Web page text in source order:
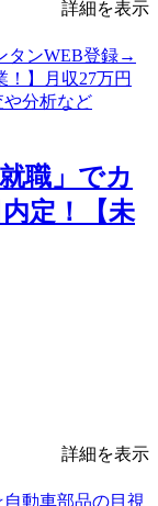
詳細を表示
職」でカ
定！【未
詳細を表示